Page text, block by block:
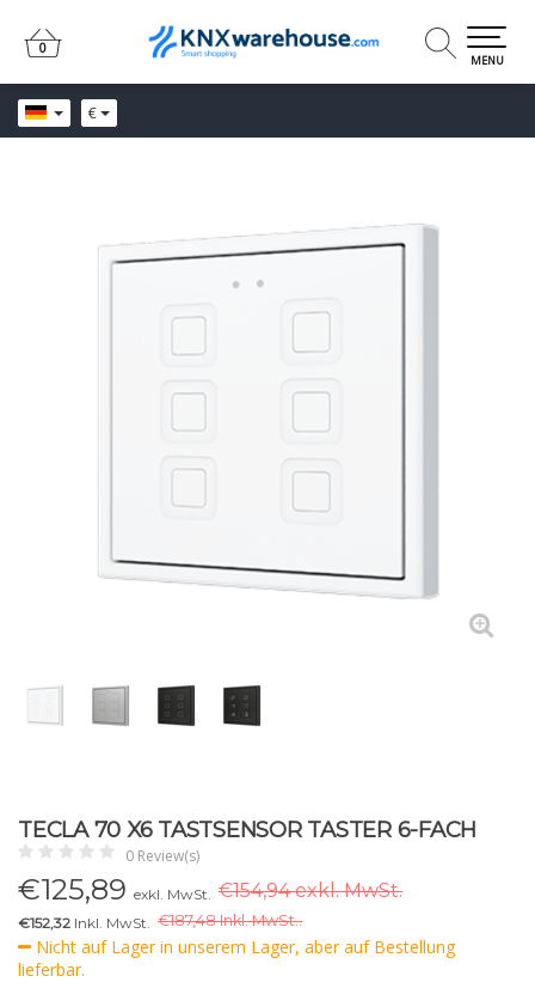
€
0
0
MENU
TECLA 70 X6 TASTSENSOR TASTER 6-FACH
0 Review(s)
€125,89 exkl. MwSt. €154,94 exkl. MwSt.
€152,32 Inkl. MwSt. €187,48 Inkl. MwSt..
Nicht auf Lager in unserem Lager, aber auf Bestellung
lieferbar.